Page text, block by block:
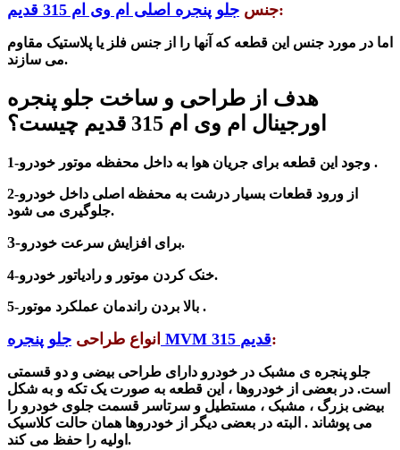
جنس جلو پنجره اصلی ام وی ام 315 قدیم :
اما در مورد جنس این قطعه که آنها را از جنس فلز یا پلاستیک مقاوم
می سازند.
هدف از طراحی و ساخت جلو پنجره
اورجینال ام وی ام 315 قدیم چیست؟
1-وجود این قطعه برای جریان هوا به داخل محفظه موتور خودرو .
2-از ورود قطعات بسیار درشت به محفظه اصلی داخل خودرو
جلوگیری می شود.
3- برای افزایش سرعت خودرو.
4-خنک کردن موتور و رادیاتور خودرو.
5- بالا بردن راندمان عملکرد موتور .
انواع طراحی جلو پنجره MVM 315 قدیم:
جلو پنجره ی مشبک در خودرو دارای طراحی بیضی و دو قسمتی
است. در بعضی از خودروها ، این قطعه به صورت یک تکه و به شکل
بیضی بزرگ ، مشبک ، مستطیل و سرتاسر قسمت جلوی خودرو را
می پوشاند . البته در بعضی دیگر از خودروها همان حالت کلاسیک
اولیه را حفظ می کند.